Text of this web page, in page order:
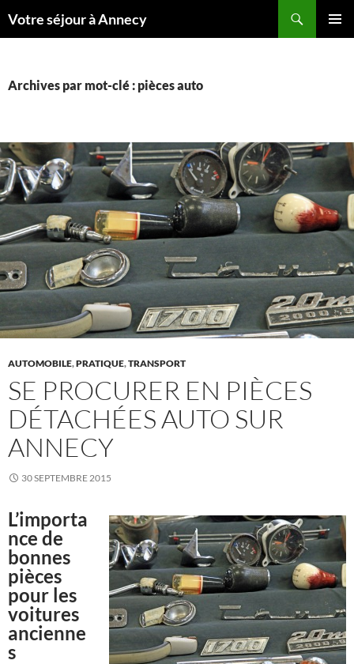
Votre séjour à Annecy
Archives par mot-clé : pièces auto
AUTOMOBILE,PRATIQUE,TRANSPORT
SE PROCURER EN PIÈCES
DÉTACHÉES AUTO SUR
ANNECY
30 SEPTEMBRE 2015
L’importa
nce de
bonnes
pièces
pour les
voitures
ancienne
s